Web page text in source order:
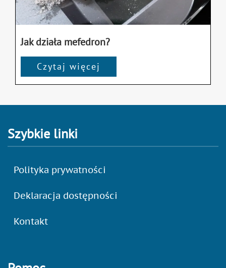
Jak działa mefedron?
Czytaj więcej
Szybkie linki
Polityka prywatności
Deklaracja dostępności
Kontakt